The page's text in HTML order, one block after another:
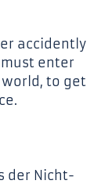
accidently
enter
to get
der Nicht-